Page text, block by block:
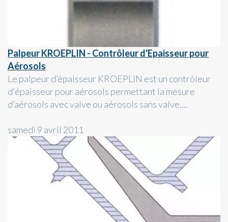
Palpeur KROEPLIN - Contrôleur d'Epaisseur pour
Aérosols
Le palpeur d’épaisseur KROEPLIN est un contrôleur
d'épaisseur pour aérosols permettant la mesure
d’aérosols avec valve ou aérosols sans valve....
samedi 9 avril 2011